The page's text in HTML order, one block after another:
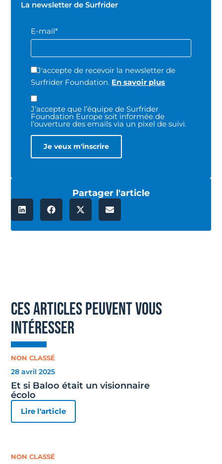
La newsletter de Surfrider
E-mail*
J'accepte de recevoir la newsletter de
Surfrider Foundation. En savoir plus
J’accepte que l’équipe de Surfrider
Foundation Europe soit informée de
l’ouverture des emails via un pixel de suivi.
Partager l'article
ces articles peuvent vous
intéresser
NON CLASSÉ
28 avril 2025
Et si Baloo était un visionnaire
écolo
Lire l'article
NON CLASSÉ